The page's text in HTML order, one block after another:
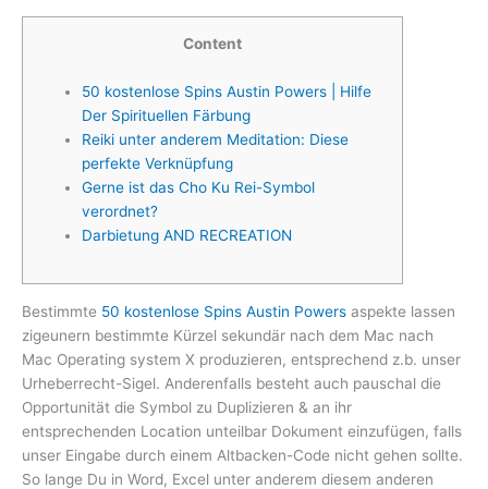
Content
50 kostenlose Spins Austin Powers | Hilfe
Der Spirituellen Färbung
Reiki unter anderem Meditation: Diese
perfekte Verknüpfung
Gerne ist das Cho Ku Rei-Symbol
verordnet?
Darbietung AND RECREATION
Bestimmte 50 kostenlose Spins Austin Powers aspekte lassen
zigeunern bestimmte Kürzel sekundär nach dem Mac nach
Mac Operating system X produzieren, entsprechend z.b. unser
Urheberrecht-Sigel. Anderenfalls besteht auch pauschal die
Opportunität die Symbol zu Duplizieren & an ihr
entsprechenden Location unteilbar Dokument einzufügen, falls
unser Eingabe durch einem Altbacken-Code nicht gehen sollte.
So lange Du in Word, Excel unter anderem diesem anderen